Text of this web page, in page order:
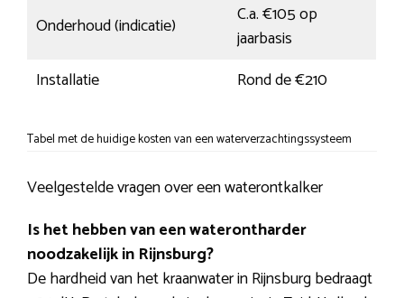
Onderhoud (indicatie)
C.a. €105 op
jaarbasis
Installatie
Rond de €210
Tabel met de huidige kosten van een waterverzachtingssysteem
Veelgestelde vragen over een waterontkalker
Is het hebben van een waterontharder
noodzakelijk in Rijnsburg?
De hardheid van het kraanwater in Rijnsburg bedraagt